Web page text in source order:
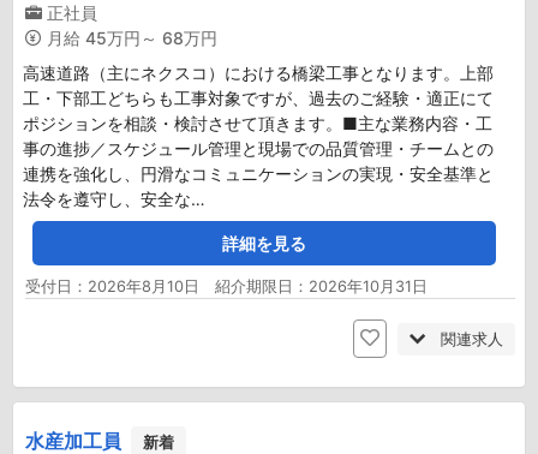
正社員
月給 45万円～ 68万円
高速道路（主にネクスコ）における橋梁工事となります。上部
工・下部工どちらも工事対象ですが、過去のご経験・適正にて
ポジションを相談・検討させて頂きます。■主な業務内容・工
事の進捗／スケジュール管理と現場での品質管理・チームとの
連携を強化し、円滑なコミュニケーションの実現・安全基準と
法令を遵守し、安全な…
詳細を見る
受付日：2026年8月10日 紹介期限日：2026年10月31日
関連求人
水産加工員 新着